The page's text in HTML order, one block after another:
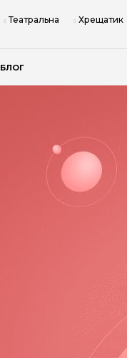
Театральна Хрещатик
БЛОГ